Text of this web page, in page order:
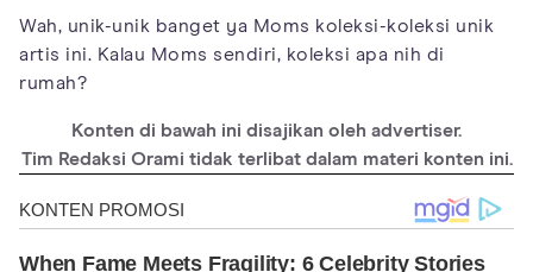
Wah, unik-unik banget ya Moms koleksi-koleksi unik
artis ini. Kalau Moms sendiri, koleksi apa nih di
rumah?
Konten di bawah ini disajikan oleh advertiser.
Tim Redaksi Orami tidak terlibat dalam materi konten ini.